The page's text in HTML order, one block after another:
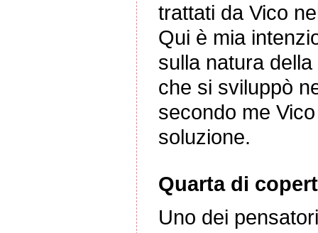
trattati da Vico
Qui è mia
sulla natura
che si sviluppò
secondo me
soluzione.
Quarta di
Uno dei